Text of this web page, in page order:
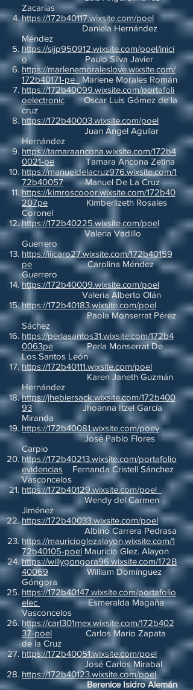
Zacarías
https://172b40117.wixsite.com/poel
Daniela Hernández
Méndez
https://sijp950912.wixsite.com/poel/inici
oPaulo Silva Javier
https://marlenemoraleslove.wixsite.com/
172b40171-peMarlene Morales Román
https://172b40099.wixsite.com/portafoli
oelectronicOscar Luis Gómez de la
cruz
https://172b40003.wixsite.com/poel
Juan Ángel Aguilar
Hernández
https://tamaraancona.wixsite.com/172b4
0021-pe Tamara Ancona Zetina
https://manueldelacruz976.wixsite.com/1
72b40057Manuel De La Cruz
https://kimroscooor.wixsite.com/172b40
207pe Kimberlizeth Rosales
Coronel
https://172b40225.wixsite.com/poel
Valeria Vadillo
Guerrero
https://iiicaro27.wixsite.com/172b40159
pe Carolina Méndez
Guerrero
https://172b40009.wixsite.com/poel
Valeria Alberto Olán
https://172b40183.wixsite.com/poel
Paola Monserrat Pérez
Sáchez
https://perlasantos31.wixsite.com/172b4
0063pePerla Monserrat De
Los Santos León
https://172b40111.wixsite.com/poel
Karen Janeth Guzmán
Hernández
https://jhebiersack.wixsite.com/172b400
93 Jhoanna Itzel García
Miranda
https://172b40081.wixsite.com/poev
José Pablo Flores
Carpio
https://172b40213.wixsite.com/portafolio
evidencias Fernanda Cristell Sánchez
Vasconcelos
https://172b40129.wixsite.com/poel
Wendy del Carmen
Jiménez
https://172b40033.wixsite.com/poel
Albino Carrera Pedrasa
https://mauricioglezalayon.wixsite.com/1
72b40105-poel Mauricio Glez. Alayon
https://willygongora96.wixsite.com/172B
40069
William Domínguez
Góngora
https://172b40147.wixsite.com/portafolio
elec
Esmeralda Magaña
Vasconcelos
https://carl301mex.wixsite.com/172b402
37-poel
Carlos Mario Zapata
de la Cruz
https://172b40051.wixsite.com/poel
José Carlos Mirabal
https://172b40123.wixsite.com/poel
Berenice Isidro Alemán